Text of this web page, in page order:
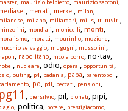
maurizio belpietro maurizio sacconi
, mercati, merkel, milan,
, milano, miliardari, mills, ministri,
, mondiali, monicelli, monti,
, moratti, mourinho, mozione,
selvaggio, mugugni, mussolini,
, napolitano, nicola porro, no-tav,
, nucleare, odio, operai, opportunità,
, outing, p4, padania, papa, parentopoli,
, pd, pdl, peccati, pensioni,
pg11 , piersilvio, pil, pionati, pipì,
, politica, potere, prestigiacomo,